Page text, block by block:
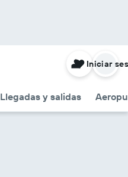
Llegadas y salidas
Iniciar